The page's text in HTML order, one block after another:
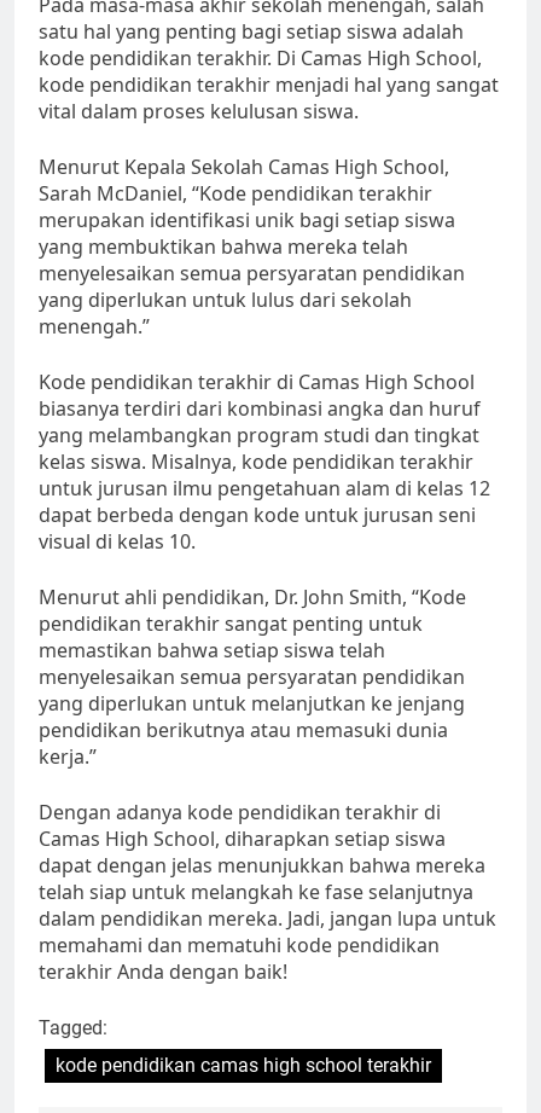
satu hal yang penting bagi setiap siswa adalah
kode pendidikan terakhir. Di Camas High School,
kode pendidikan terakhir menjadi hal yang sangat
vital dalam proses kelulusan siswa.
Menurut Kepala Sekolah Camas High School,
Sarah McDaniel, “Kode pendidikan terakhir
merupakan identifikasi unik bagi setiap siswa
yang membuktikan bahwa mereka telah
menyelesaikan semua persyaratan pendidikan
yang diperlukan untuk lulus dari sekolah
menengah.”
Kode pendidikan terakhir di Camas High School
biasanya terdiri dari kombinasi angka dan huruf
yang melambangkan program studi dan tingkat
kelas siswa. Misalnya, kode pendidikan terakhir
untuk jurusan ilmu pengetahuan alam di kelas 12
dapat berbeda dengan kode untuk jurusan seni
visual di kelas 10.
Menurut ahli pendidikan, Dr. John Smith, “Kode
pendidikan terakhir sangat penting untuk
memastikan bahwa setiap siswa telah
menyelesaikan semua persyaratan pendidikan
yang diperlukan untuk melanjutkan ke jenjang
pendidikan berikutnya atau memasuki dunia
kerja.”
Dengan adanya kode pendidikan terakhir di
Camas High School, diharapkan setiap siswa
dapat dengan jelas menunjukkan bahwa mereka
telah siap untuk melangkah ke fase selanjutnya
dalam pendidikan mereka. Jadi, jangan lupa untuk
memahami dan mematuhi kode pendidikan
terakhir Anda dengan baik!
Tagged:
kode pendidikan camas high school terakhir